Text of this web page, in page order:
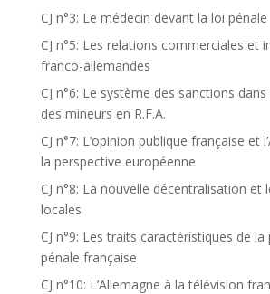
CJ n°3: Le médecin devant la loi pénale
CJ n°5: Les relations commerciales et
franco-allemandes
CJ n°6: Le système des sanctions
des mineurs en R.F.A.
CJ n°7: L’opinion publique française et
la perspective européenne
CJ n°8: La nouvelle décentralisation et
locales
CJ n°9: Les traits caractéristiques de la
pénale française
CJ n°10: L’Allemagne à la télévision